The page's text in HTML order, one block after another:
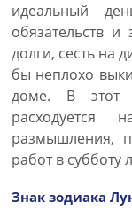
идеальный
обязательств
долги, сесть на
бы неплохо
доме. В этот
расходуется
размышления,
работ в субботу
Знак зодиака